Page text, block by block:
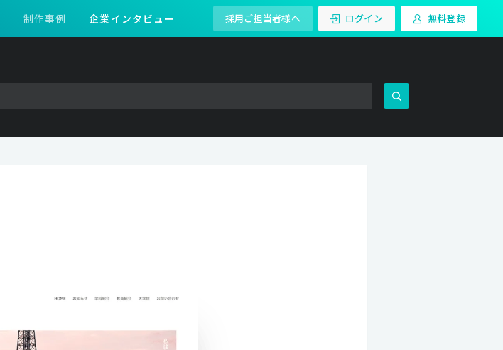
制作事例 企業インタビュー 採用ご担当者様へ ログイン 無料登録